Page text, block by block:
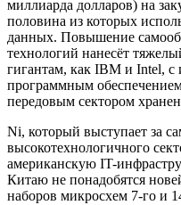
миллиарда долларов) на
половина из которых
данных. Повышение
технологий нанесёт
гигантам, как IBM и Intel, с
программным
передовым сектором
Ni, который выступает за
высокотехнологичного
американскую IT-
Китаю не понадобятся
наборов микросхем 7-го и